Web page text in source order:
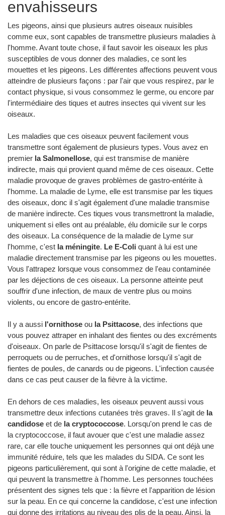
envahisseurs
Les pigeons, ainsi que plusieurs autres oiseaux nuisibles
comme eux, sont capables de transmettre plusieurs maladies à
l'homme. Avant toute chose, il faut savoir les oiseaux les plus
susceptibles de vous donner des maladies, ce sont les
mouettes et les pigeons. Les différentes affections peuvent vous
atteindre de plusieurs façons : par l'air que vous respirez, par le
contact physique, si vous consommez le germe, ou encore par
l'intermédiaire des tiques et autres insectes qui vivent sur les
oiseaux.
Les maladies que ces oiseaux peuvent facilement vous
transmettre sont également de plusieurs types. Vous avez en
premier la Salmonellose, qui est transmise de manière
indirecte, mais qui provient quand même de ces oiseaux. Cette
maladie provoque de graves problèmes de gastro-entérite à
l'homme. La maladie de Lyme, elle est transmise par les tiques
des oiseaux, donc il s'agit également d'une maladie transmise
de manière indirecte. Ces tiques vous transmettront la maladie,
uniquement si elles ont au préalable, élu domicile sur le corps
des oiseaux. La conséquence de la maladie de Lyme sur
l'homme, c'est la méningite. Le E-Coli quant à lui est une
maladie directement transmise par les pigeons ou les mouettes.
Vous l'attrapez lorsque vous consommez de l'eau contaminée
par les déjections de ces oiseaux. La personne atteinte peut
souffrir d'une infection, de maux de ventre plus ou moins
violents, ou encore de gastro-entérite.
Il y a aussi l'ornithose ou la Psittacose, des infections que
vous pouvez attraper en inhalant des fientes ou des excréments
d'oiseaux. On parle de Psittacose lorsqu'il s'agit de fientes de
perroquets ou de perruches, et d'ornithose lorsqu'il s'agit de
fientes de poules, de canards ou de pigeons. L'infection causée
dans ce cas peut causer de la fièvre à la victime.
En dehors de ces maladies, les oiseaux peuvent aussi vous
transmettre deux infections cutanées très graves. Il s'agit de la
candidose et de la cryptococcose. Lorsqu'on prend le cas de
la cryptococcose, il faut avouer que c'est une maladie assez
rare, car elle touche uniquement les personnes qui ont déjà une
immunité réduire, tels que les malades du SIDA. Ce sont les
pigeons particulièrement, qui sont à l'origine de cette maladie, et
qui peuvent la transmettre à l'homme. Les personnes touchées
présentent des signes tels que : la fièvre et l'apparition de lésion
sur la peau. En ce qui concerne la candidose, c'est une infection
qui donne des irritations au niveau des plis de la peau. Ainsi, la